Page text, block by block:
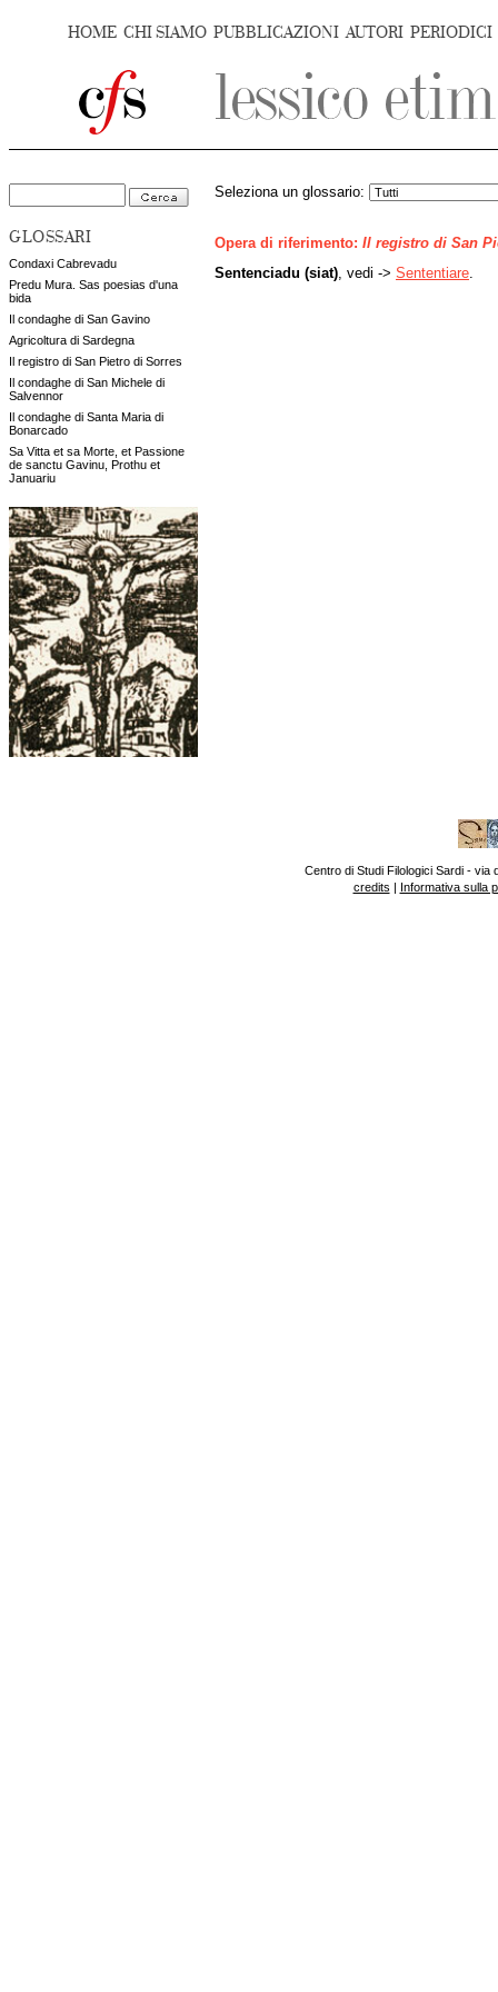
HOME CHI SIAMO PUBBLICAZIONI AUTORI PERIODICI
GLOSSARI
Condaxi Cabrevadu
Predu Mura. Sas poesias d'una
bida
Il condaghe di San Gavino
Agricoltura di Sardegna
Il registro di San Pietro di Sorres
Il condaghe di San Michele di
Salvennor
Il condaghe di Santa Maria di
Bonarcado
Sa Vitta et sa Morte, et Passione
de sanctu Gavinu, Prothu et
Januariu
Seleziona un glossario:
Opera di riferimento: Il registro di San
Sentenciadu (siat) , vedi -> Sententiare
Centro di Studi Filologici Sardi - via
credits | Informativa sulla